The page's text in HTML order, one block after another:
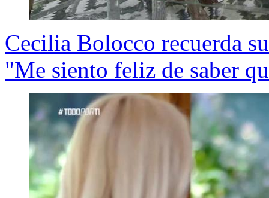
Cecilia Bolocco recuerda
"Me siento feliz de saber